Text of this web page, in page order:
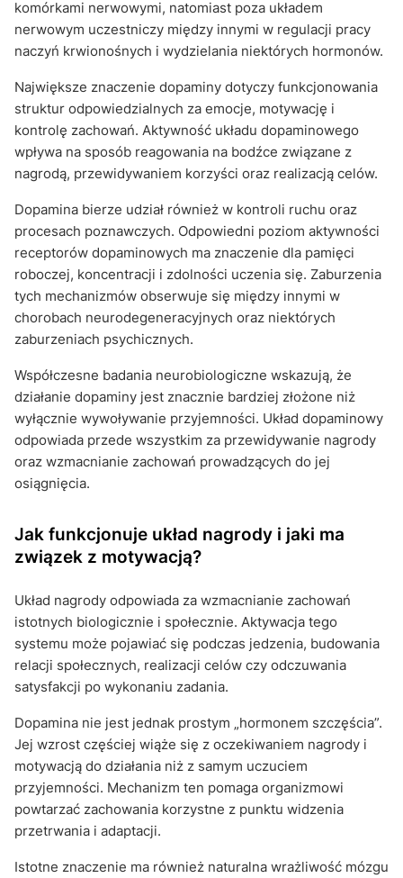
komórkami nerwowymi, natomiast poza układem
nerwowym uczestniczy między innymi w regulacji pracy
naczyń krwionośnych i wydzielania niektórych hormonów.
Największe znaczenie dopaminy dotyczy funkcjonowania
struktur odpowiedzialnych za emocje, motywację i
kontrolę zachowań. Aktywność układu dopaminowego
wpływa na sposób reagowania na bodźce związane z
nagrodą, przewidywaniem korzyści oraz realizacją celów.
Dopamina bierze udział również w kontroli ruchu oraz
procesach poznawczych. Odpowiedni poziom aktywności
receptorów dopaminowych ma znaczenie dla pamięci
roboczej, koncentracji i zdolności uczenia się. Zaburzenia
tych mechanizmów obserwuje się między innymi w
chorobach neurodegeneracyjnych oraz niektórych
zaburzeniach psychicznych.
Współczesne badania neurobiologiczne wskazują, że
działanie dopaminy jest znacznie bardziej złożone niż
wyłącznie wywoływanie przyjemności. Układ dopaminowy
odpowiada przede wszystkim za przewidywanie nagrody
oraz wzmacnianie zachowań prowadzących do jej
osiągnięcia.
Jak funkcjonuje układ nagrody i jaki ma
związek z motywacją?
Układ nagrody odpowiada za wzmacnianie zachowań
istotnych biologicznie i społecznie. Aktywacja tego
systemu może pojawiać się podczas jedzenia, budowania
relacji społecznych, realizacji celów czy odczuwania
satysfakcji po wykonaniu zadania.
Dopamina nie jest jednak prostym „hormonem szczęścia”.
Jej wzrost częściej wiąże się z oczekiwaniem nagrody i
motywacją do działania niż z samym uczuciem
przyjemności. Mechanizm ten pomaga organizmowi
powtarzać zachowania korzystne z punktu widzenia
przetrwania i adaptacji.
Istotne znaczenie ma również naturalna wrażliwość mózgu